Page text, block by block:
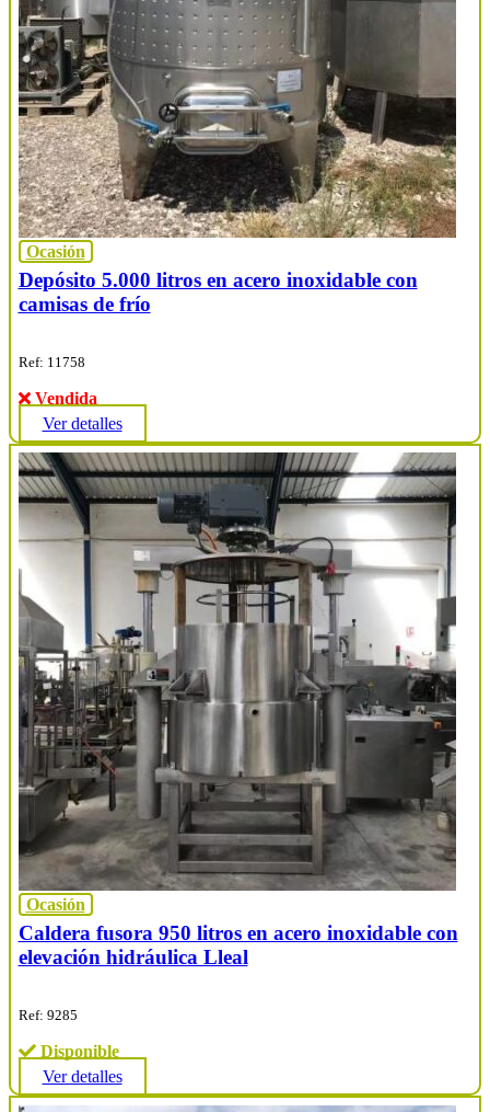
Ocasión
Depósito 5.000 litros en acero inoxidable con
camisas de frío
Ref: 11758
Vendida
Ver detalles
Ocasión
Caldera fusora 950 litros en acero inoxidable con
elevación hidráulica Lleal
Ref: 9285
Disponible
Ver detalles